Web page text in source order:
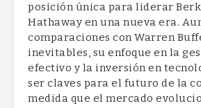
posición única para liderar
Hathaway en una nueva era.
comparaciones con Warren
inevitables, su enfoque en la
efectivo y la inversión en
ser claves para el futuro de la
medida que el mercado